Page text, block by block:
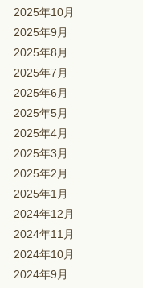
2025年10月
2025年9月
2025年8月
2025年7月
2025年6月
2025年5月
2025年4月
2025年3月
2025年2月
2025年1月
2024年12月
2024年11月
2024年10月
2024年9月